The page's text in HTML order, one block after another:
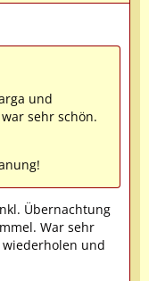
und
sehr schön.
Übernachtung
War sehr
und